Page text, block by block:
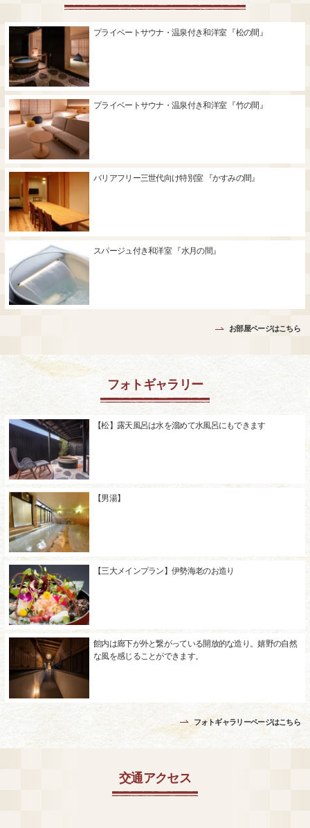
プライベートサウナ・温泉付き和洋室 『松の間』
プライベートサウナ・温泉付き和洋室 『竹の間』
バリアフリー三世代向け特別室 『かすみの間』
スパージュ付き和洋室 『水月の間』
お部屋ページはこちら
フォトギャラリー
【松】露天風呂は水を溜めて水風呂にもできます
【男湯】
【三大メインプラン】伊勢海老のお造り
館内は廊下が外と繋がっている開放的な造り。嬉野の自然
な風を感じることができます。
フォトギャラリーページはこちら
交通アクセス